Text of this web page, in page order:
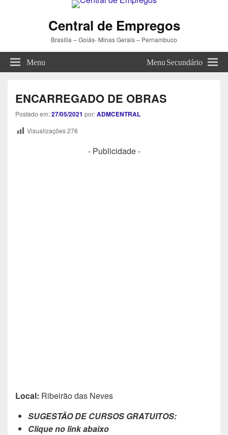
Central de Empregos
Brasília – Goiás- Minas Gerais – Pernambuco
Menu Menu Secundário
ENCARREGADO DE OBRAS
Postado em:27/05/2021 por:ADMCENTRAL
Visualizações276
- Publicidade -
Local: Ribeirão das Neves
SUGESTÃO DE CURSOS GRATUITOS:
Clique no link abaixo